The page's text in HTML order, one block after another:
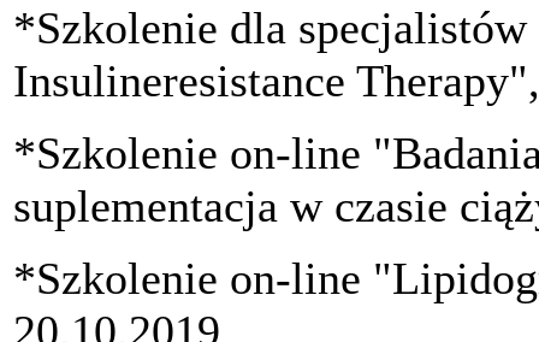
*Szkolenie dla
Insulineresistance
*Szkolenie on-line
suplementacja w czasie
*Szkolenie on-line
20.10.2019